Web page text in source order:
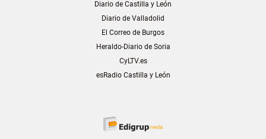
Diario de Castilla y León
Diario de Valladolid
El Correo de Burgos
Heraldo-Diario de Soria
CyLTV.es
esRadio Castilla y León